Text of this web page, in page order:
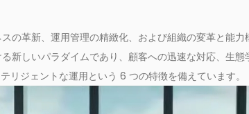
革新、運用管理の精緻化、および組織の変革と能
新しいパラダイムであり、顧客への迅速な対応、生
リジェントな運用という 6 つの特徴を備えています。